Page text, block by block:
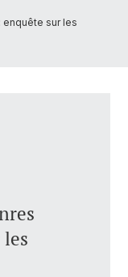
enquête sur les